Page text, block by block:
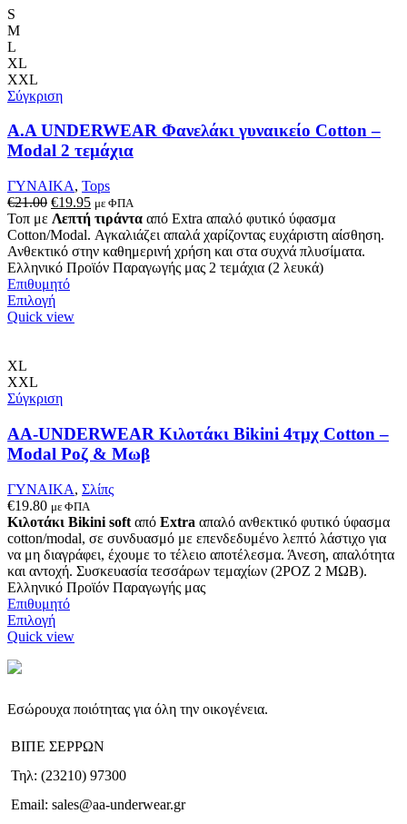
S
M
L
XL
XXL
Σύγκριση
Α.A UNDERWEAR Φανελάκι γυναικείο Cotton –
Modal 2 τεμάχια
ΓΥΝΑΙΚΑ, Tops
€21.00 Original
price
was:
€21.00.
€19.95Η
τρέχουσα
τιμή
είναι:
€19.95.
με ΦΠΑ
Τοπ με Λεπτή τιράντα από Extra απαλό φυτικό ύφασμα
Cotton/Modal. Αγκαλιάζει απαλά χαρίζοντας ευχάριστη αίσθηση.
Ανθεκτικό στην καθημερινή χρήση και στα συχνά πλυσίματα.
Ελληνικό Προϊόν Παραγωγής μας 2 τεμάχια (2 λευκά)
Επιθυμητό
ΕπιλογήΑυτό
το
Οι
μπορούν
να
επιλεγούν
σελίδα
του
προϊόντος
Quick view
XL
XXL
Σύγκριση
AA-UNDERWEAR Κιλοτάκι Bikini 4τμχ Cotton –
Modal Ροζ & Μωβ
ΓΥΝΑΙΚΑ, Σλίπς
€19.80 με ΦΠΑ
Κιλοτάκι Bikini soft από Extra απαλό ανθεκτικό φυτικό ύφασμα
cotton/modal, σε συνδυασμό με επενδεδυμένο λεπτό λάστιχο για
να μη διαγράφει, έχουμε το τέλειο αποτέλεσμα. Άνεση, απαλότητα
και αντοχή. Συσκευασία τεσσάρων τεμαχίων (2ΡΟΖ 2 ΜΩΒ).
Ελληνικό Προϊόν Παραγωγής μας
Επιθυμητό
ΕπιλογήΑυτό
το
παραλλαγές.
Οι
μπορούν
επιλεγούν
στη
σελίδα
Quick view
Εσώρουχα ποιότητας για όλη την οικογένεια.
ΒΙΠΕ ΣΕΡΡΩΝ
Τηλ: (23210) 97300
Email: sales@aa-underwear.gr